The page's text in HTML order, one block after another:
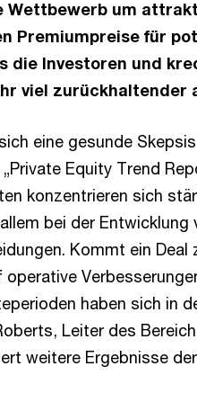
Wettbewerb um
Premiumpreise für
die Investoren und
viel zurückhaltender
eine gesunde
Equity Trend
konzentrieren sich
bei der
Kommt ein
haben sich in
Leiter des
weitere Ergebnisse